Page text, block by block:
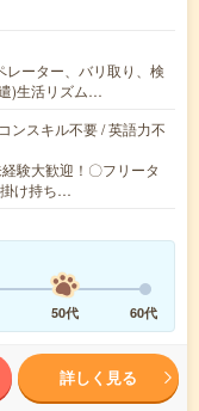
ーター、バリ取り、検
)生活リズム…
ンスキル不要 / 英語力不
験大歓迎！〇フリータ
け持ち…
50代 60代
詳しく見る